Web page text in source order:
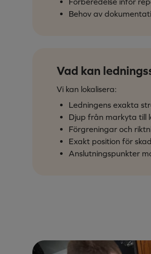
Behov av
Vad kan
Vi kan lokalisera:
Ledningens exakta
Djup från markyta till
Förgreningar och
Exakt position för
Anslutningspunkter